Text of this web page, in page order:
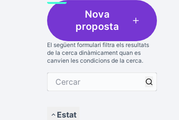
Nova
proposta
El següent formulari filtra els resultats
de la cerca dinàmicament quan es
canvien les condicions de la cerca.
Estat